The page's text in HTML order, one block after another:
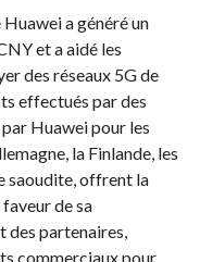
a généré un
et a aidé les
des réseaux 5G de
effectués par des
Huawei pour les
la Finlande, les
saoudite, offrent la
de sa
partenaires,
commerciaux pour